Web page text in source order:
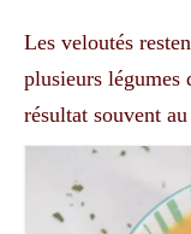
Les veloutés
plusieurs légumes
résultat souvent